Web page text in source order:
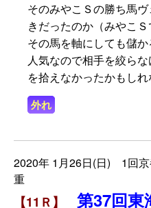
そのみやこＳの勝ち馬
きだったのか（みやこＳ
その馬を軸にしても儲か
人気なので相手を絞ら
を拾えなかったかもしれ
外れ
2020年 1月26日(日) 1回
重
【11Ｒ】 第37回東